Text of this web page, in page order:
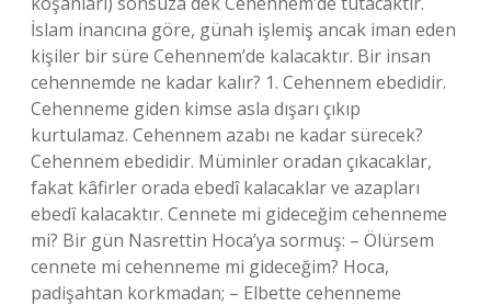
İslam inancına göre, günah işlemiş ancak iman eden
kişiler bir süre Cehennem’de kalacaktır. Bir insan
cehennemde ne kadar kalır? 1. Cehennem ebedidir.
Cehenneme giden kimse asla dışarı çıkıp
kurtulamaz. Cehennem azabı ne kadar sürecek?
Cehennem ebedidir. Müminler oradan çıkacaklar,
fakat kâfirler orada ebedî kalacaklar ve azapları
ebedî kalacaktır. Cennete mi gideceğim cehenneme
mi? Bir gün Nasrettin Hoca’ya sormuş: – Ölürsem
cennete mi cehenneme mi gideceğim? Hoca,
padişahtan korkmadan; – Elbette cehenneme